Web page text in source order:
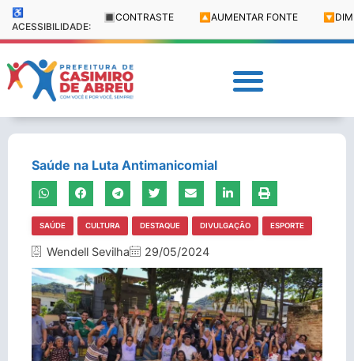
♿
ACESSIBILIDADE:
🔳 CONTRASTE 🔼 AUMENTAR FONTE 🔽
Saúde na Luta Antimanicomial
SAÚDE CULTURA DESTAQUE DIVULGAÇÃO ESPORTE
Wendell Sevilha 29/05/2024